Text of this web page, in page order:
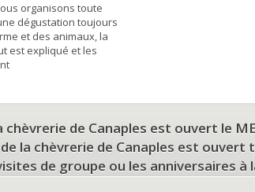
organisons toute
dégustation toujours
et des animaux, la
est expliqué et les
chèvrerie de Canaples est ouvert le
la chèvrerie de Canaples est ouvert
de groupe ou les anniversaires à